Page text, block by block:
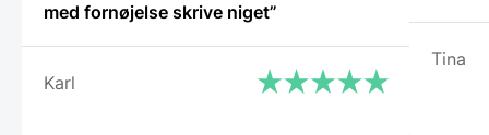
med fornøjelse skrive niget”
Karl
Tina